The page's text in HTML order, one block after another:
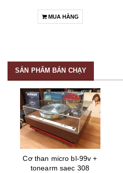
MUA HÀNG
SẢN PHẨM BÁN CHẠY
Cơ than micro bl-99v +
tonearm saec 308